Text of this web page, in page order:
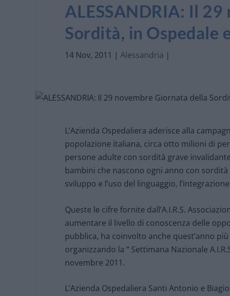
ALESSANDRIA: Il
Sordità, in Ospedale
14 Nov, 2011 | Alessandria |
L’Azienda Ospedaliera aderisce alla
popolazione italiana, circa otto milioni di
persone adulte con sordità grave
bambini che nascono ogni anno con
sviluppo e l’uso del linguaggio,
Queste le cifre fornite dall’A.I.R.S.
aumentare il livello di conoscenza delle
pubblica, ha coinvolto anche quest’anno
organizzando la “ Settimana Nazionale
novembre 2011.
L’Azienda Ospedaliera Santi Antonio e